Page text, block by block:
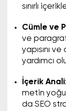
sınırlı
Cümle ve
ve paragraf
yapısını
yardımcı
İçerik
metin
da SEO